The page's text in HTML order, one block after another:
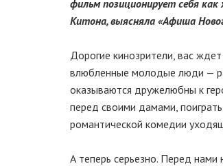
фильм позиционирует себя
Китона, выясняла «Афиша
Дорогие кинозрители, вас
влюбленные молодые люди —
оказываются дружелюбны к
перед своими дамами,
романтической комедии
А теперь серьезно. Перед